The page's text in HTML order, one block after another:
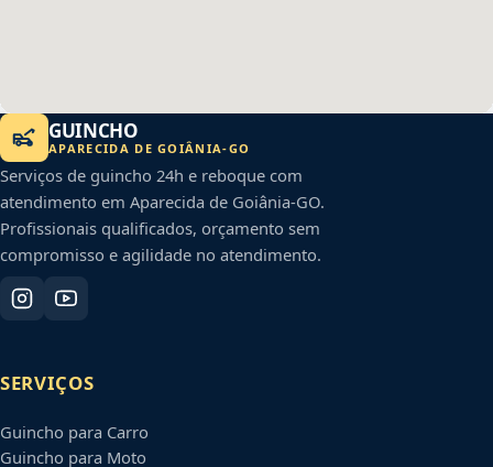
GUINCHO
APARECIDA DE GOIÂNIA-GO
Serviços de guincho 24h e reboque com
atendimento em Aparecida de Goiânia-GO.
Profissionais qualificados, orçamento sem
compromisso e agilidade no atendimento.
SERVIÇOS
Guincho para Carro
Guincho para Moto